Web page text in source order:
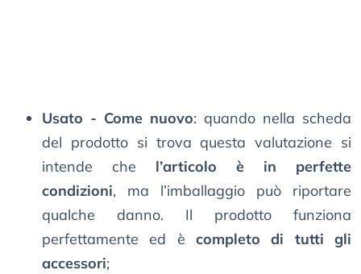
Usato - Come nuovo: quando nella scheda
del prodotto si trova questa valutazione si
intende che l’articolo è in perfette
condizioni, ma l’imballaggio può riportare
qualche danno. Il prodotto funziona
perfettamente ed è completo di tutti gli
accessori;